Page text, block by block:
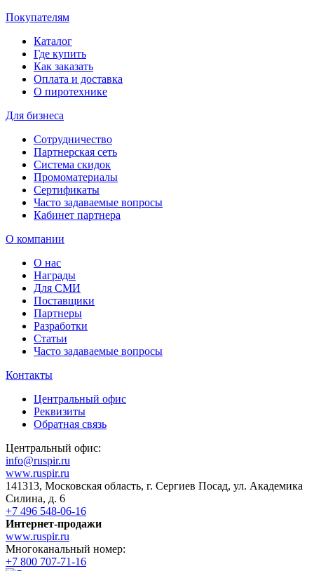
Покупателям
Каталог
Где купить
Как заказать
Оплата и доставка
О пиротехнике
Для бизнеса
Сотрудничество
Партнерская сеть
Система скидок
Промоматериалы
Сертификаты
Часто задаваемые вопросы
Кабинет партнера
О компании
О нас
Награды
Для СМИ
Поставщики
Партнеры
Разработки
Статьи
Часто задаваемые вопросы
Контакты
Центральный офис
Реквизиты
Обратная связь
Центральный офис:
info@ruspir.ru
www.ruspir.ru
141313, Московская область, г. Сергиев Посад, ул. Академика
Силина, д. 6
+7 496 548-06-16
Интернет-продажи
www.ruspir.ru
Многоканальный номер:
+7 800 707-71-16